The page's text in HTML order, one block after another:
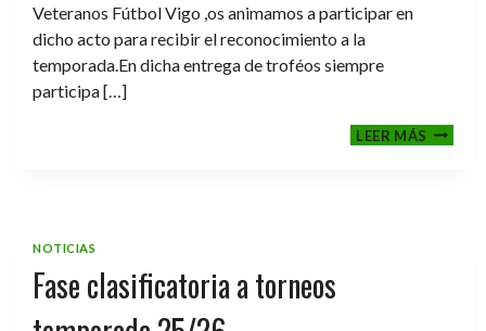
Veteranos Fútbol Vigo ,os animamos a participar en
dicho acto para recibir el reconocimiento a la
temporada.En dicha entrega de troféos siempre
participa […]
LEER MÁSCENA-
NOTICIAS
Fase clasificatoria a torneos